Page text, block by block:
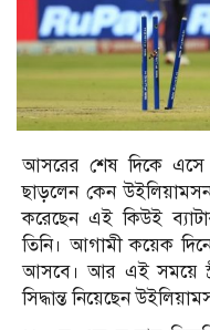
আসরের শেষ দিকে এসে
ছাড়লেন কেন
করেছেন এই কিউই
তিনি। আগামী কয়েক
আসবে। আর এই সময়ে
সিদ্ধান্ত নিয়েছেন